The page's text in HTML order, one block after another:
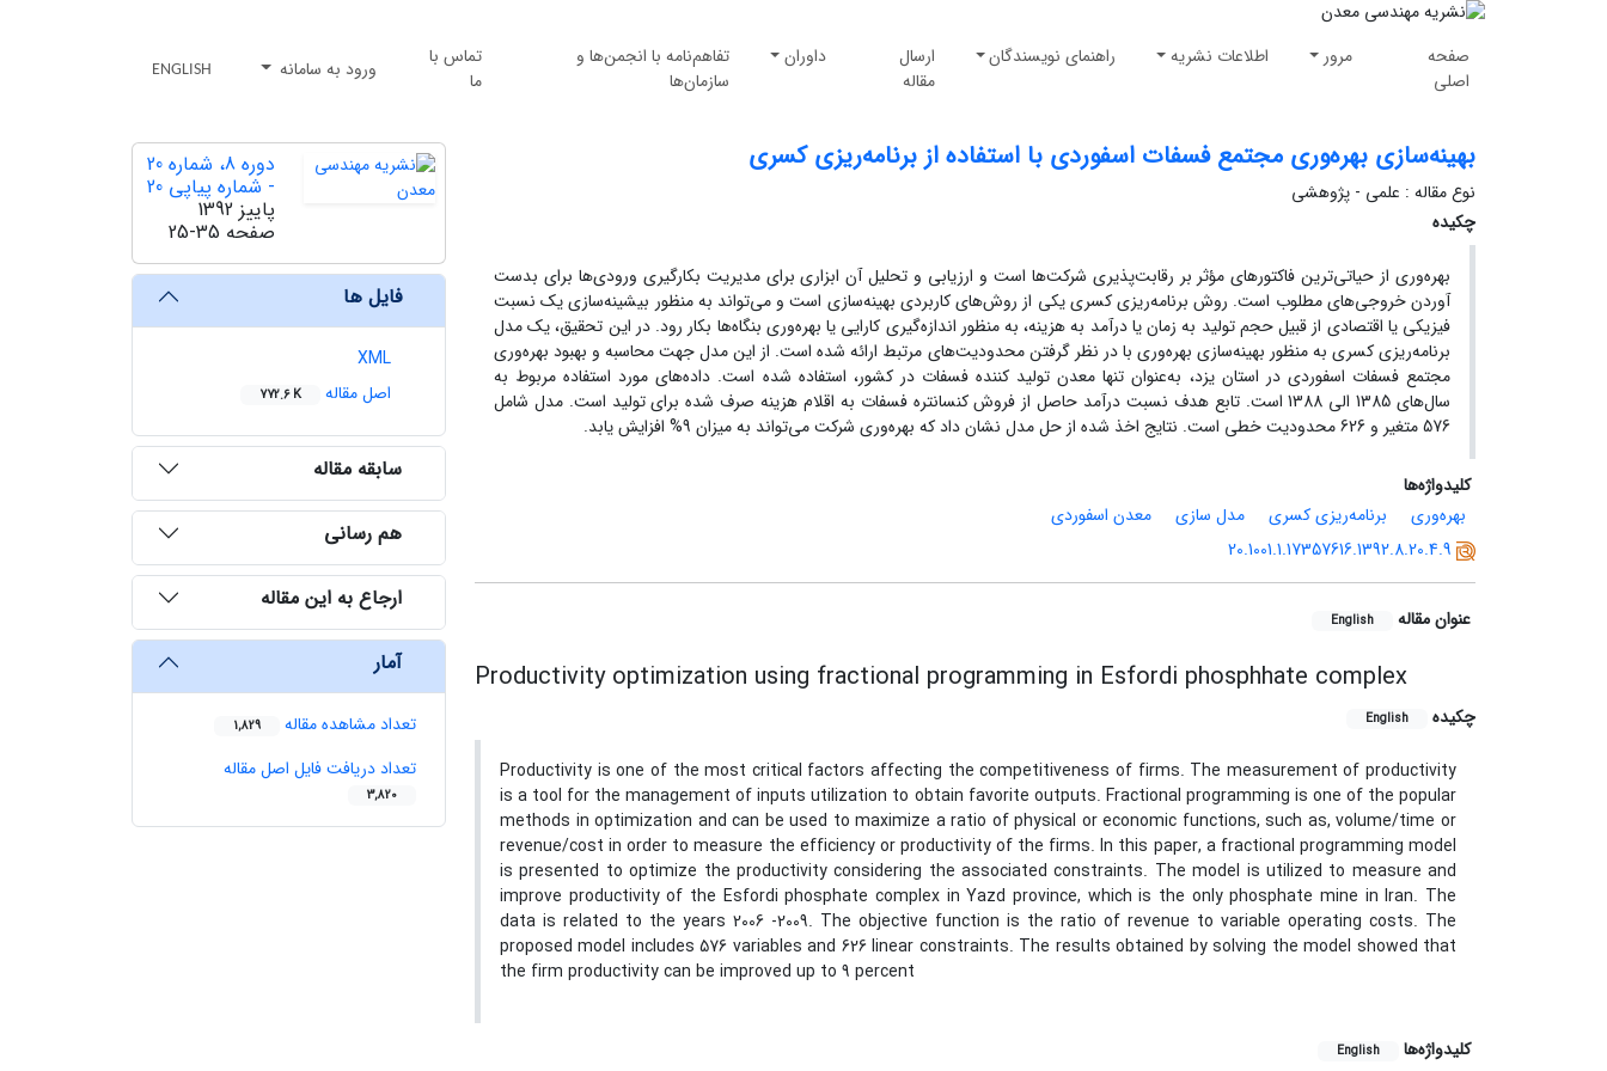
صفحه
اصلی
مرور اطلاعات نشریه راهنمای نویسندگان
ارسال
مقاله
داوران
تفاهم‌نامه با انجمن‌ها و
سازمان‌ها
تماس با
ما
ورود به سامانه ENGLISH
بهینه‌سازی بهره‌وری مجتمع فسفات اسفوردی با استفاده از برنامه‌ریزی کسری
نوع مقاله : علمی - پژوهشی
چکیده
بهره‌وری از حیاتی‌ترین فاکتورهای مؤثر بر رقابت‌پذیری شرکت‌ها است و ارزیابی و تحلیل آن ابزاری برای مدیریت بکارگیری ورودی‌ها برای بدست
آوردن خروجی‌های مطلوب است. روش برنامه‌ریزی کسری یکی از روش‌های کاربردی بهینه‌سازی است و می‌تواند به منظور بیشینه‌سازی یک نسبت
فیزیکی یا اقتصادی از قبیل حجم تولید به زمان یا درآمد به هزینه، به منظور اندازه‌گیری کارایی یا بهره‌وری بنگاه‌ها بکار رود. در این تحقیق، یک مدل
برنامه‌ریزی کسری به منظور بهینه‌سازی بهره‌وری با در نظر گرفتن محدودیت‌های مرتبط ارائه شده است. از این مدل جهت محاسبه و بهبود بهره‌وری
مجتمع فسفات اسفوردی در استان یزد، به‌عنوان تنها معدن تولید کننده فسفات در کشور، استفاده شده است. داده‌های مورد استفاده مربوط به
سال‌های 1385 الی 1388 است. تابع هدف نسبت درآمد حاصل از فروش کنسانتره فسفات به اقلام هزینه صرف شده برای تولید است. مدل شامل
576 متغیر و 626 محدودیت خطی است. نتایج اخذ شده از حل مدل نشان داد که بهره‌وری شرکت می‌تواند به میزان 9% افزایش یابد.
کلیدواژه‌ها
بهره‌وری
برنامه‌ریزی کسری مدل سازی
معدن اسفوردی
20.1001.1.17357616.1392.8.20.4.9
عنوان مقاله English
Productivity optimization using fractional programming in Esfordi phosphhate complex
چکیده English
Productivity is one of the most critical factors affecting the competitiveness of firms. The measurement of productivity
is a tool for the management of inputs utilization to obtain favorite outputs. Fractional programming is one of the popular
methods in optimization and can be used to maximize a ratio of physical or economic functions, such as, volume/time or
revenue/cost in order to measure the efficiency or productivity of the firms. In this paper, a fractional programming model
is presented to optimize the productivity considering the associated constraints. The model is utilized to measure and
improve productivity of the Esfordi phosphate complex in Yazd province, which is the only phosphate mine in Iran. The
data is related to the years 2006 -2009. The objective function is the ratio of revenue to variable operating costs. The
proposed model includes 576 variables and 626 linear constraints. The results obtained by solving the model showed that
the firm productivity can be improved up to 9 percent
کلیدواژه‌ها English
دوره 8، شماره 20
- شماره پیاپی 20
پاییز 1392
صفحه 25-35
فایل ها
XML
اصل مقاله
772.6 K
سابقه مقاله
هم رسانی
ارجاع به این مقاله
آمار
تعداد مشاهده مقاله 1,829
تعداد دریافت فایل اصل مقاله
3,820